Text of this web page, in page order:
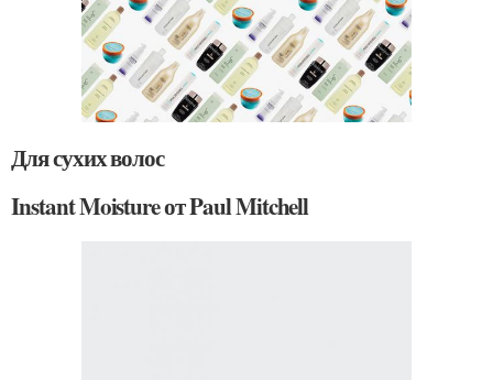
Для сухих волос
Instant Moisture от Paul Mitchell